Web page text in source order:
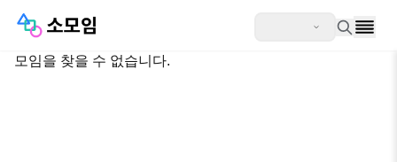
모임을 찾을 수 없습니다.